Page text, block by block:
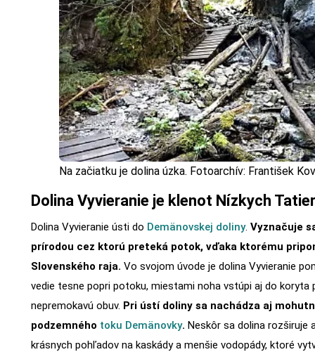
Na začiatku je dolina úzka. Fotoarchív: František
Dolina Vyvieranie je klenot Nízkych
Dolina Vyvieranie ústi do Demänovskej doliny. Vyznačuje
prírodou cez ktorú preteká potok, vďaka ktorému
Slovenského raja. Vo svojom úvode je dolina Vyvieranie
vedie tesne popri potoku, miestami noha vstúpi aj do koryta
nepremokavú obuv. Pri ústí doliny sa nachádza aj
podzemného toku Demänovky. Neskôr sa dolina rozširuje
krásnych pohľadov na kaskády a menšie vodopády, ktoré